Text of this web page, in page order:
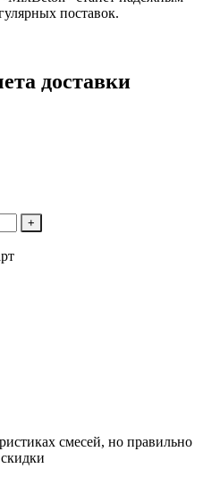
поставок.
доставки
+
смесей, но правильно